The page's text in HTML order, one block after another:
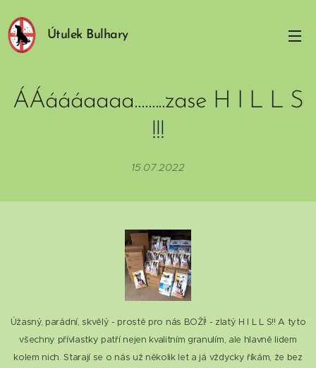
Útulek Bulhary
ÁÁáááaaaa.........zase H I L L S
!!!
15.07.2022
Úžasný, parádní, skvělý - prostě pro nás BOŽÍ! - zlatý H I L L S!! A tyto
všechny přívlastky patří nejen kvalitním granulím, ale hlavně lidem
kolem nich. Starají se o nás už několik let a já vždycky říkám, že bez